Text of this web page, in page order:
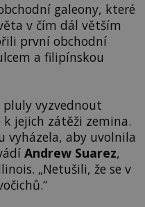
galeony, které
v čím dál větším
první obchodní
a filipínskou
vyzvednout
jejich zátěži zemina.
vyházela, aby uvolnila
Andrew Suarez,
„Netušili, že se v